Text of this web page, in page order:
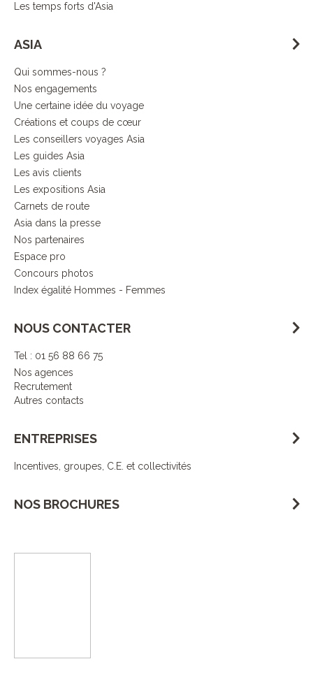
Les temps forts d'Asia
ASIA
Qui sommes-nous ?
Nos engagements
Une certaine idée du voyage
Créations et coups de cœur
Les conseillers voyages Asia
Les guides Asia
Les avis clients
Les expositions Asia
Carnets de route
Asia dans la presse
Nos partenaires
Espace pro
Concours photos
Index égalité Hommes - Femmes
NOUS CONTACTER
Tel : 01 56 88 66 75
Nos agences
Recrutement
Autres contacts
ENTREPRISES
Incentives, groupes, C.E. et collectivités
NOS BROCHURES